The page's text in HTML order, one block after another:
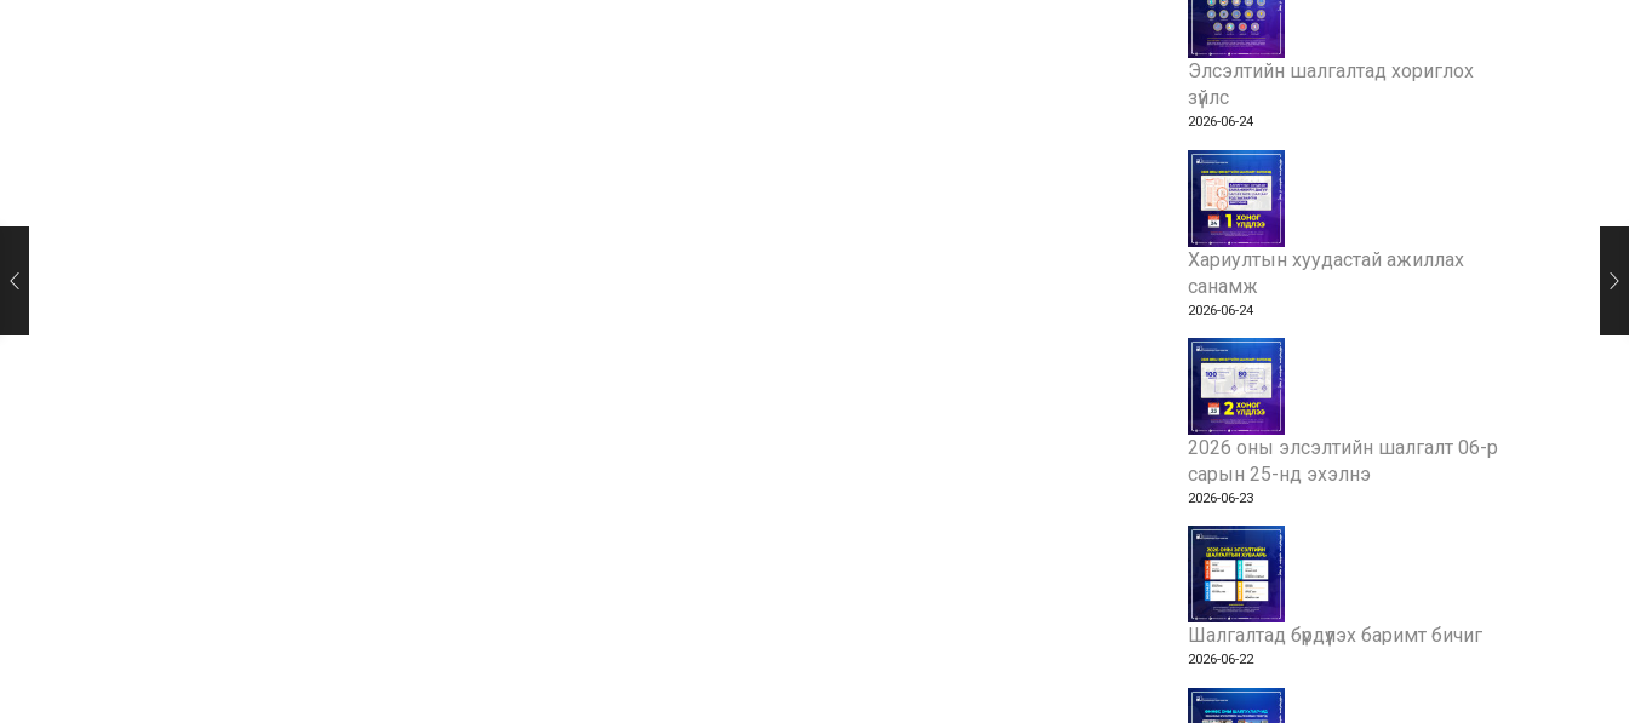
Элсэлтийн шалгалтад хориглох
зүйлс
2026-06-24
Хариултын хуудастай ажиллах
санамж
2026-06-24
2026 оны элсэлтийн шалгалт 06-р
сарын 25-нд эхэлнэ
2026-06-23
Шалгалтад бүрдүүлэх баримт бичиг
2026-06-22